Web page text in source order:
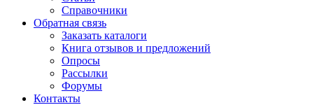
Справочники
Обратная связь
Заказать каталоги
Книга отзывов и предложений
Опросы
Рассылки
Форумы
Контакты